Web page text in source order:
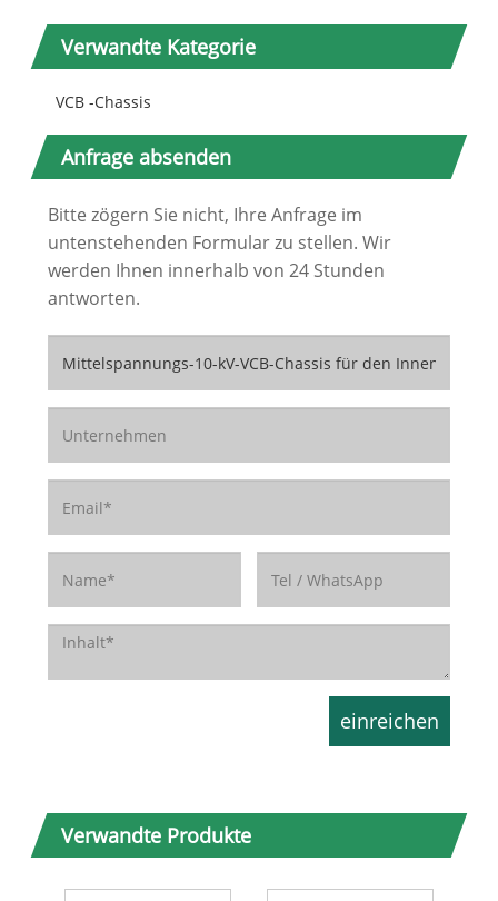
Verwandte Kategorie
VCB -Chassis
Anfrage absenden
Bitte zögern Sie nicht, Ihre Anfrage im
untenstehenden Formular zu stellen. Wir
werden Ihnen innerhalb von 24 Stunden
antworten.
Verwandte Produkte